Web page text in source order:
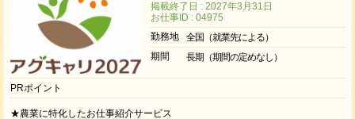
掲載終了日 : 2027年3月31日
お仕事ID : 04975
勤務地
全国（就業先による）
期間
長期（期間の定めなし）
PRポイント
★農業に特化したお仕事紹介サービス